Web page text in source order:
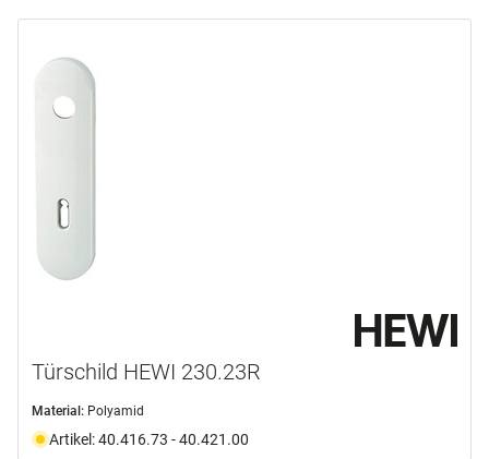
Türschild HEWI 230.23R
Material: Polyamid
Artikel: 40.416.73 - 40.421.00